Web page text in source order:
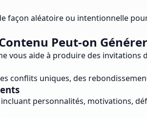
façon aléatoire ou intentionnelle
Peut-on
vous aide à produire des
conflits uniques, des
personnalités, motivations,